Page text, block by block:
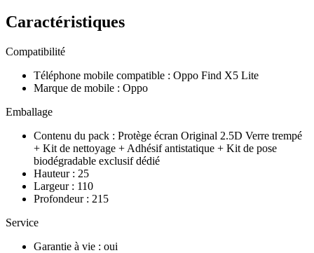
Caractéristiques
Compatibilité
Téléphone mobile compatible : Oppo Find X5 Lite
Marque de mobile : Oppo
Emballage
Contenu du pack : Protège écran Original 2.5D Verre trempé
+ Kit de nettoyage + Adhésif antistatique + Kit de pose
biodégradable exclusif dédié
Hauteur : 25
Largeur : 110
Profondeur : 215
Service
Garantie à vie : oui